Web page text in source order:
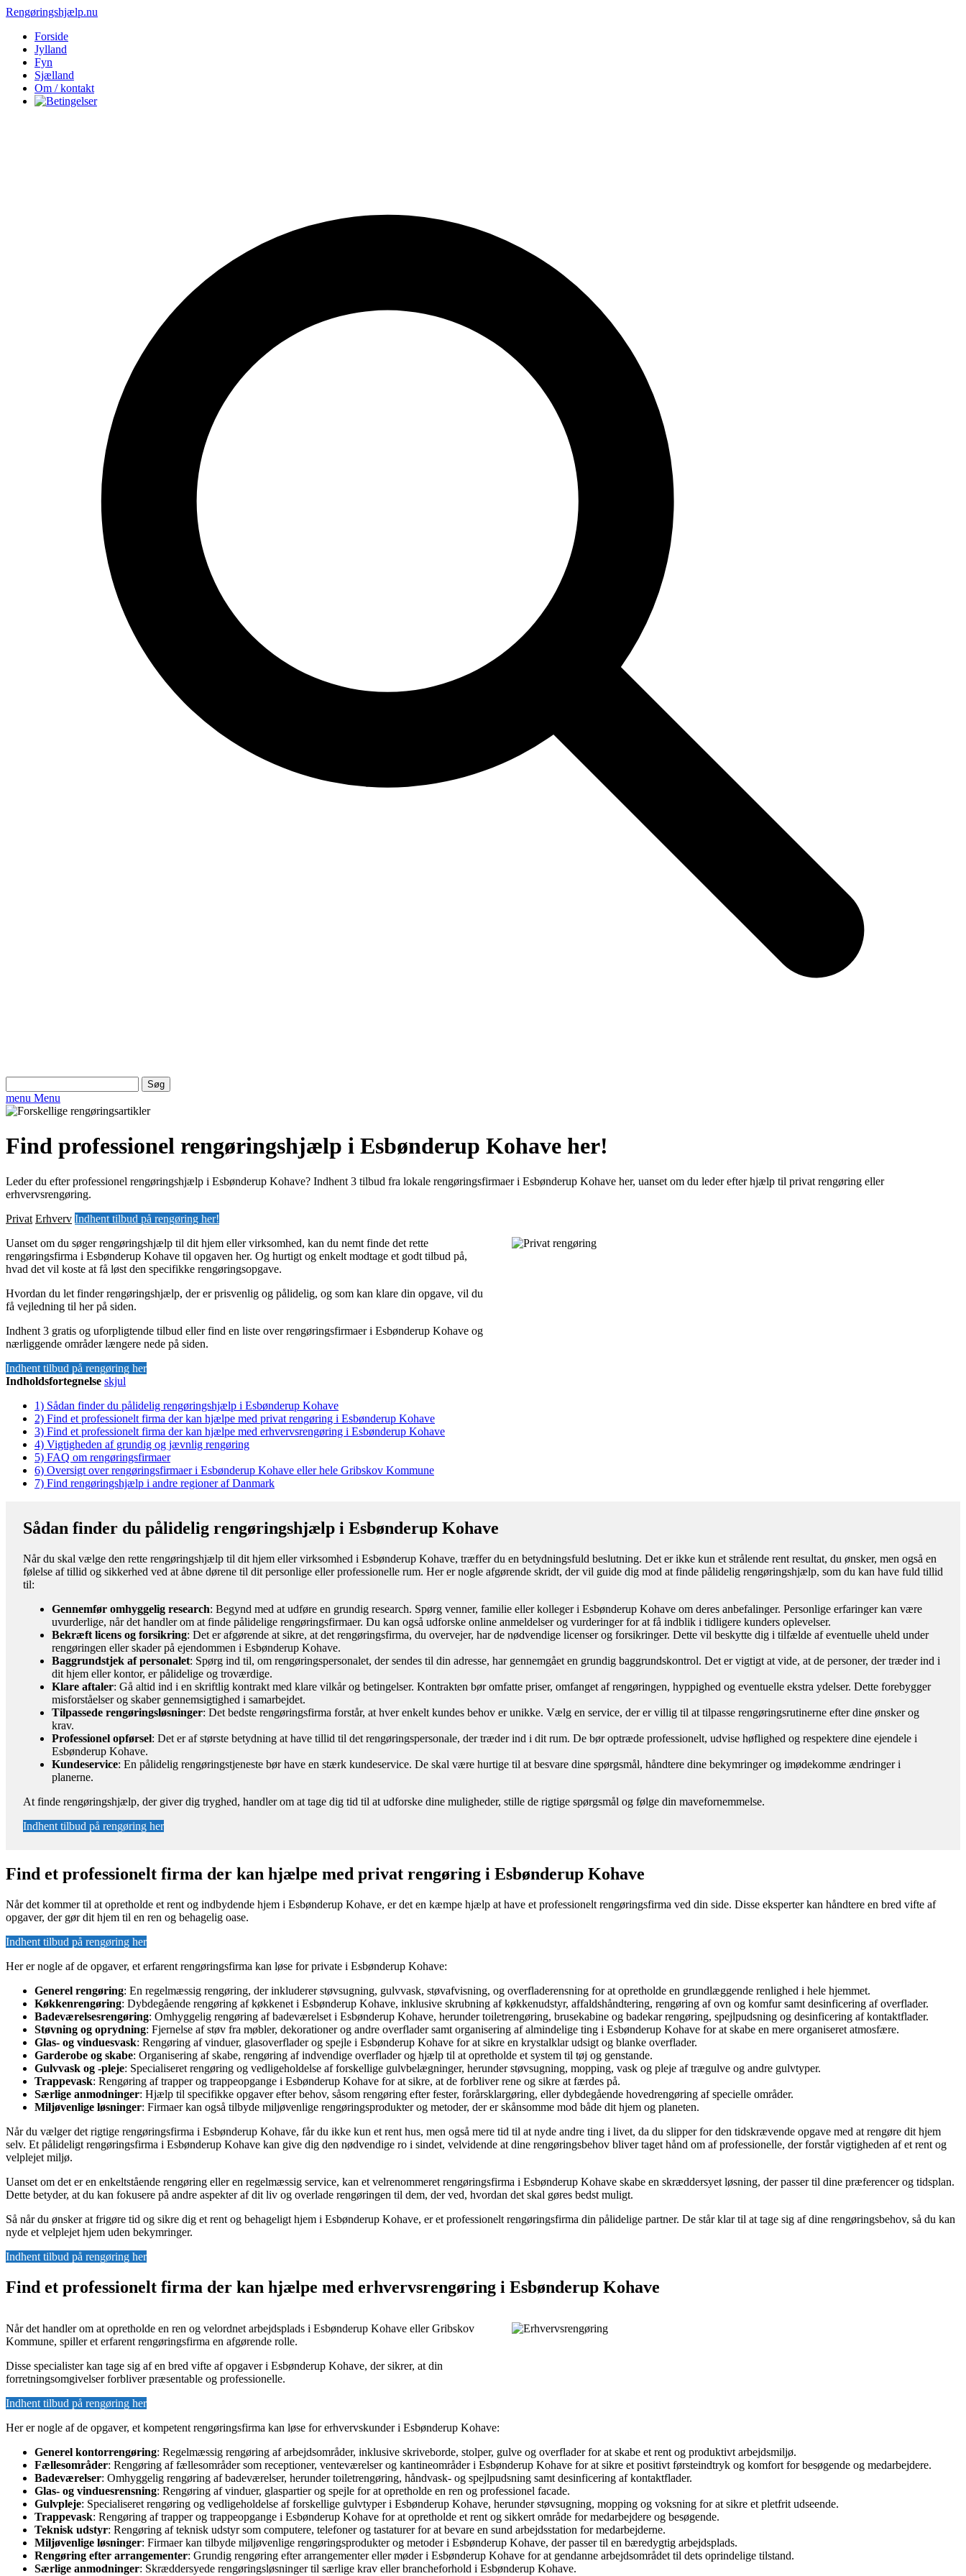
Rengøringshjælp.nu
Forside
Jylland
Fyn
Sjælland
Om / kontakt
efter:
menu Menu
Find professionel rengøringshjælp i Esbønderup Kohave her!
Leder du efter professionel rengøringshjælp i Esbønderup Kohave? Indhent 3 tilbud fra lokale rengøringsfirmaer i Esbønderup Kohave her, uanset om du leder efter hjælp til privat rengøring eller
erhvervsrengøring.
Privat Erhverv Indhent tilbud på rengøring her!
Uanset om du søger rengøringshjælp til dit hjem eller virksomhed, kan du nemt finde det rette
rengøringsfirma i Esbønderup Kohave til opgaven her. Og hurtigt og enkelt modtage et godt tilbud på,
hvad det vil koste at få løst den specifikke rengøringsopgave.
Hvordan du let finder rengøringshjælp, der er prisvenlig og pålidelig, og som kan klare din opgave, vil du
få vejledning til her på siden.
Indhent 3 gratis og uforpligtende tilbud eller find en liste over rengøringsfirmaer i Esbønderup Kohave og
nærliggende områder længere nede på siden.
Indhent tilbud på rengøring her
Indholdsfortegnelse skjul
1) Sådan finder du pålidelig rengøringshjælp i Esbønderup Kohave
2) Find et professionelt firma der kan hjælpe med privat rengøring i Esbønderup Kohave
3) Find et professionelt firma der kan hjælpe med erhvervsrengøring i Esbønderup Kohave
4) Vigtigheden af grundig og jævnlig rengøring
5) FAQ om rengøringsfirmaer
6) Oversigt over rengøringsfirmaer i Esbønderup Kohave eller hele Gribskov Kommune
7) Find rengøringshjælp i andre regioner af Danmark
Sådan finder du pålidelig rengøringshjælp i Esbønderup Kohave
Når du skal vælge den rette rengøringshjælp til dit hjem eller virksomhed i Esbønderup Kohave, træffer du en betydningsfuld beslutning. Det er ikke kun et strålende rent resultat, du ønsker, men også en
følelse af tillid og sikkerhed ved at åbne dørene til dit personlige eller professionelle rum. Her er nogle afgørende skridt, der vil guide dig mod at finde pålidelig rengøringshjælp, som du kan have fuld tillid
til:
Gennemfør omhyggelig research: Begynd med at udføre en grundig research. Spørg venner, familie eller kolleger i Esbønderup Kohave om deres anbefalinger. Personlige erfaringer kan være
uvurderlige, når det handler om at finde pålidelige rengøringsfirmaer. Du kan også udforske online anmeldelser og vurderinger for at få indblik i tidligere kunders oplevelser.
Bekræft licens og forsikring: Det er afgørende at sikre, at det rengøringsfirma, du overvejer, har de nødvendige licenser og forsikringer. Dette vil beskytte dig i tilfælde af eventuelle uheld under
rengøringen eller skader på ejendommen i Esbønderup Kohave.
Baggrundstjek af personalet: Spørg ind til, om rengøringspersonalet, der sendes til din adresse, har gennemgået en grundig baggrundskontrol. Det er vigtigt at vide, at de personer, der træder ind i
dit hjem eller kontor, er pålidelige og troværdige.
Klare aftaler: Gå altid ind i en skriftlig kontrakt med klare vilkår og betingelser. Kontrakten bør omfatte priser, omfanget af rengøringen, hyppighed og eventuelle ekstra ydelser. Dette forebygger
misforståelser og skaber gennemsigtighed i samarbejdet.
Tilpassede rengøringsløsninger: Det bedste rengøringsfirma forstår, at hver enkelt kundes behov er unikke. Vælg en service, der er villig til at tilpasse rengøringsrutinerne efter dine ønsker og
krav.
Professionel opførsel: Det er af største betydning at have tillid til det rengøringspersonale, der træder ind i dit rum. De bør optræde professionelt, udvise høflighed og respektere dine ejendele i
Esbønderup Kohave.
Kundeservice: En pålidelig rengøringstjeneste bør have en stærk kundeservice. De skal være hurtige til at besvare dine spørgsmål, håndtere dine bekymringer og imødekomme ændringer i
planerne.
At finde rengøringshjælp, der giver dig tryghed, handler om at tage dig tid til at udforske dine muligheder, stille de rigtige spørgsmål og følge din mavefornemmelse.
Indhent tilbud på rengøring her
Find et professionelt firma der kan hjælpe med privat rengøring i Esbønderup Kohave
Når det kommer til at opretholde et rent og indbydende hjem i Esbønderup Kohave, er det en kæmpe hjælp at have et professionelt rengøringsfirma ved din side. Disse eksperter kan håndtere en bred vifte af
opgaver, der gør dit hjem til en ren og behagelig oase.
Indhent tilbud på rengøring her
Her er nogle af de opgaver, et erfarent rengøringsfirma kan løse for private i Esbønderup Kohave:
Generel rengøring: En regelmæssig rengøring, der inkluderer støvsugning, gulvvask, støvafvisning, og overfladerensning for at opretholde en grundlæggende renlighed i hele hjemmet.
Køkkenrengøring: Dybdegående rengøring af køkkenet i Esbønderup Kohave, inklusive skrubning af køkkenudstyr, affaldshåndtering, rengøring af ovn og komfur samt desinficering af overflader.
Badeværelsesrengøring: Omhyggelig rengøring af badeværelset i Esbønderup Kohave, herunder toiletrengøring, brusekabine og badekar rengøring, spejlpudsning og desinficering af kontaktflader.
Støvning og oprydning: Fjernelse af støv fra møbler, dekorationer og andre overflader samt organisering af almindelige ting i Esbønderup Kohave for at skabe en mere organiseret atmosfære.
Glas- og vinduesvask: Rengøring af vinduer, glasoverflader og spejle i Esbønderup Kohave for at sikre en krystalklar udsigt og blanke overflader.
Garderobe og skabe: Organisering af skabe, rengøring af indvendige overflader og hjælp til at opretholde et system til tøj og genstande.
Gulvvask og -pleje: Specialiseret rengøring og vedligeholdelse af forskellige gulvbelægninger, herunder støvsugning, mopping, vask og pleje af trægulve og andre gulvtyper.
Trappevask: Rengøring af trapper og trappeopgange i Esbønderup Kohave for at sikre, at de forbliver rene og sikre at færdes på.
Særlige anmodninger: Hjælp til specifikke opgaver efter behov, såsom rengøring efter fester, forårsklargøring, eller dybdegående hovedrengøring af specielle områder.
Miljøvenlige løsninger: Firmaer kan også tilbyde miljøvenlige rengøringsprodukter og metoder, der er skånsomme mod både dit hjem og planeten.
Når du vælger det rigtige rengøringsfirma i Esbønderup Kohave, får du ikke kun et rent hus, men også mere tid til at nyde andre ting i livet, da du slipper for den tidskrævende opgave med at rengøre dit hjem
selv. Et pålideligt rengøringsfirma i Esbønderup Kohave kan give dig den nødvendige ro i sindet, velvidende at dine rengøringsbehov bliver taget hånd om af professionelle, der forstår vigtigheden af et rent og
velplejet miljø.
Uanset om det er en enkeltstående rengøring eller en regelmæssig service, kan et velrenommeret rengøringsfirma i Esbønderup Kohave skabe en skræddersyet løsning, der passer til dine præferencer og tidsplan.
Dette betyder, at du kan fokusere på andre aspekter af dit liv og overlade rengøringen til dem, der ved, hvordan det skal gøres bedst muligt.
Så når du ønsker at frigøre tid og sikre dig et rent og behageligt hjem i Esbønderup Kohave, er et professionelt rengøringsfirma din pålidelige partner. De står klar til at tage sig af dine rengøringsbehov, så du kan
nyde et velplejet hjem uden bekymringer.
Indhent tilbud på rengøring her
Find et professionelt firma der kan hjælpe med erhvervsrengøring i Esbønderup Kohave
Når det handler om at opretholde en ren og velordnet arbejdsplads i Esbønderup Kohave eller Gribskov
Kommune, spiller et erfarent rengøringsfirma en afgørende rolle.
Disse specialister kan tage sig af en bred vifte af opgaver i Esbønderup Kohave, der sikrer, at din
forretningsomgivelser forbliver præsentable og professionelle.
Indhent tilbud på rengøring her
Her er nogle af de opgaver, et kompetent rengøringsfirma kan løse for erhvervskunder i Esbønderup Kohave:
Generel kontorrengøring: Regelmæssig rengøring af arbejdsområder, inklusive skriveborde, stolper, gulve og overflader for at skabe et rent og produktivt arbejdsmiljø.
Fællesområder: Rengøring af fællesområder som receptioner, venteværelser og kantineområder i Esbønderup Kohave for at sikre et positivt førsteindtryk og komfort for besøgende og medarbejdere.
Badeværelser: Omhyggelig rengøring af badeværelser, herunder toiletrengøring, håndvask- og spejlpudsning samt desinficering af kontaktflader.
Glas- og vinduesrensning: Rengøring af vinduer, glaspartier og spejle for at opretholde en ren og professionel facade.
Gulvpleje: Specialiseret rengøring og vedligeholdelse af forskellige gulvtyper i Esbønderup Kohave, herunder støvsugning, mopping og voksning for at sikre et pletfrit udseende.
Trappevask: Rengøring af trapper og trappeopgange i Esbønderup Kohave for at opretholde et rent og sikkert område for medarbejdere og besøgende.
Teknisk udstyr: Rengøring af teknisk udstyr som computere, telefoner og tastaturer for at bevare en sund arbejdsstation for medarbejderne.
Miljøvenlige løsninger: Firmaer kan tilbyde miljøvenlige rengøringsprodukter og metoder i Esbønderup Kohave, der passer til en bæredygtig arbejdsplads.
Rengøring efter arrangementer: Grundig rengøring efter arrangementer eller møder i Esbønderup Kohave for at gendanne arbejdsområdet til dets oprindelige tilstand.
Særlige anmodninger: Skræddersyede rengøringsløsninger til særlige krav eller brancheforhold i Esbønderup Kohave.